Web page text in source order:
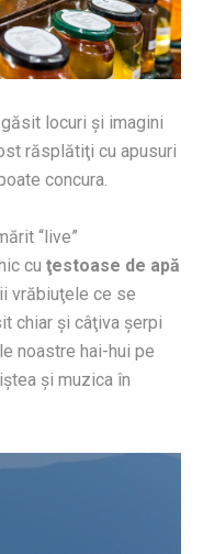
locuri şi imagini
răsplătiţi cu apusuri
concura.
“live”
cu ţestoase de apă
vrăbiuţele ce se
chiar şi câţiva şerpi
noastre hai-hui pe
şi muzica în